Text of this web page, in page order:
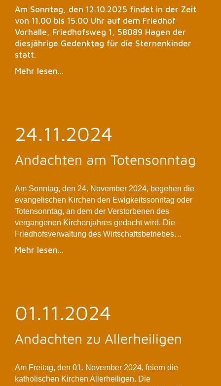
Am Sonntag, den 12.10.2025 findet in der Zeit
von 11.00 bis 15.00 Uhr auf dem Friedhof
Vorhalle, Friedhofsweg 1, 58089 Hagen der
diesjährige Gedenktag für die Sternenkinder
statt.
Mehr lesen...
24.11.2024
Andachten am Totensonntag
Am Sonntag, den 24. November 2024, begehen die
evangelischen Kirchen den Ewigkeitssonntag oder
Totensonntag, an dem der Verstorbenen des
vergangenen Kirchenjahres gedacht wird. Die
Friedhofsverwaltung des Wirtschaftsbetriebes…
Mehr lesen...
01.11.2024
Andachten zu Allerheiligen
Am Freitag, den 01. November 2024, feiern die
katholischen Kirchen Allerheiligen. Die